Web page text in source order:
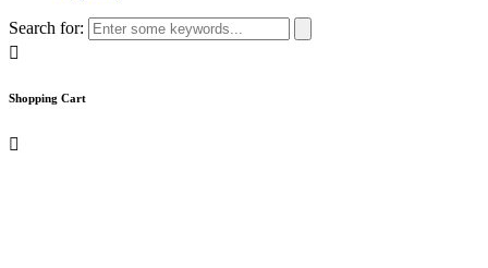
Search for:
Shopping Cart